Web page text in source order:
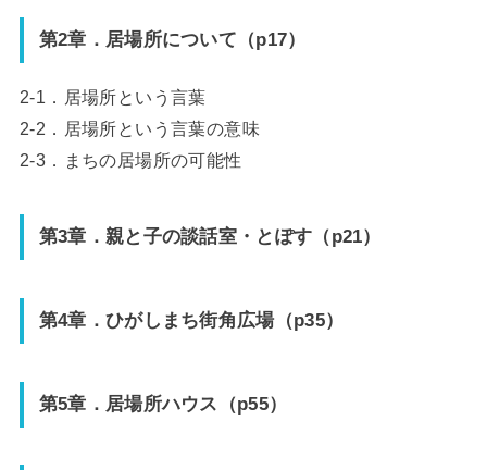
第2章．居場所について（p17）
2-1．居場所という言葉
2-2．居場所という言葉の意味
2-3．まちの居場所の可能性
第3章．親と子の談話室・とぽす（p21）
第4章．ひがしまち街角広場（p35）
第5章．居場所ハウス（p55）